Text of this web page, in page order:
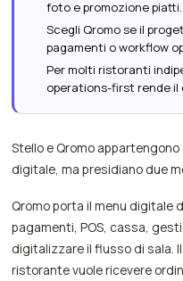
foto e promozione piatti.
Scegli Qromo se il
pagamenti o workflow
Per molti ristoranti
operations-first rende il
Stello e Qromo
digitale, ma presidiano due
Qromo porta il menu digitale
pagamenti, POS, cassa,
digitalizzare il flusso di sala.
ristorante vuole ricevere